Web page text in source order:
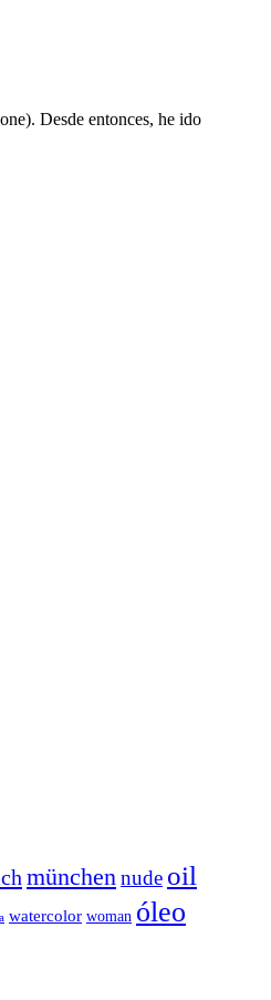
Desde entonces, he ido
münchennude oil
watercolor woman óleo